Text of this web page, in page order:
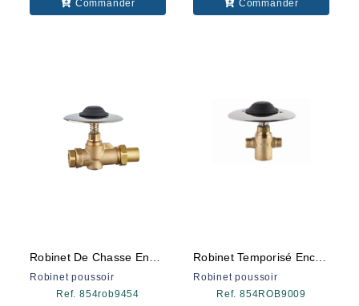
Commander Commander
Robinet De Chasse Encastré À Pédale 9454
Robinet poussoir
Ref. 854rob9454
Robinet Temporisé Encastré A Pédale 9009
Robinet poussoir
Ref. 854ROB9009